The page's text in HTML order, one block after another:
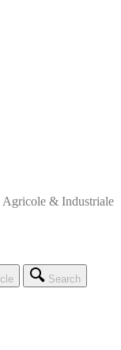
Agricole & Industriale
Search